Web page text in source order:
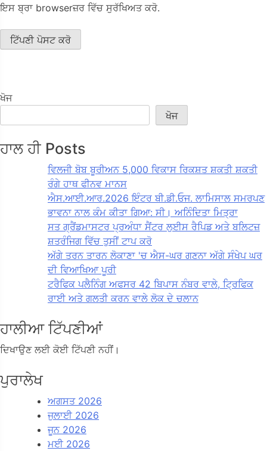
ਇਸ ਬ੍ਰਾ browserਜ਼ਰ ਵਿੱਚ ਸੁਰੱਖਿਅਤ ਕਰੋ.
ਖੋਜ
ਖੋਜ
ਹਾਲ ਹੀ Posts
ਵਿਲਜੀ ਬੋਬ ਬੂਰੀਅਨ 5,000 ਵਿਕਾਸ ਰਿਕਸ਼ਤ ਸ਼ਕਤੀ ਸ਼ਕਤੀ
ਰੰਗੇ ਹਾਥ ਫੀਨਵ ਮਾਨਸ
ਐਸ.ਆਈ.ਆਰ.2026 ਇੰਟਰ ਬੀ.ਡੀ.ਓਜ. ਲਾਮਿਸਾਲ ਸਮਰਪਣ
ਭਾਵਨਾ ਨਾਲ ਕੰਮ ਕੀਤਾ ਗਿਆ: ਸੀ। ਅਨਿੰਦਿਤਾ ਮਿਤ੍ਰਾ
ਸਤ ਗ੍ਰੈਂਡਮਾਸਟਰ ਪ੍ਰਅੰਧਾ ਸੈਂਟਰ ਲੁਈਸ ਰੈਪਿਡ ਅਤੇ ਬਲਿਟਜ਼
ਸ਼ਤਰੰਜਿਗ ਵਿੱਚ ਤੁਸੀਂ ਟਾਪ ਕਰੋ
ਅੱਗੇ ਤਰਨ ਤਾਰਨ ਲੋਕਾਣਾ 'ਚ ਐਸ-ਘਰ ਗਣਨਾ ਅੱਗੇ ਸੰਖੇਪ ਘਰ
ਦੀ ਵਿਆਖਿਆ ਪੂਰੀ
ਟਰੈਫਿਕ ਪਲੈਨਿੰਗ ਅਫਸਰ 42 ਬਿਪਾਸ ਨੰਬਰ ਵਾਲੇ, ਟ੍ਰਿਫਿਕ
ਰਾਈ ਅਤੇ ਗਲਤੀ ਕਰਨ ਵਾਲੇ ਲੋਕ ਦੇ ਚਲਾਨ
ਹਾਲੀਆ ਟਿੱਪਣੀਆਂ
ਦਿਖਾਉਣ ਲਈ ਕੋਈ ਟਿੱਪਣੀ ਨਹੀਂ।
ਪੁਰਾਲੇਖ
ਅਗਸਤ 2026
ਜੁਲਾਈ 2026
ਜੂਨ 2026
ਮਈ 2026